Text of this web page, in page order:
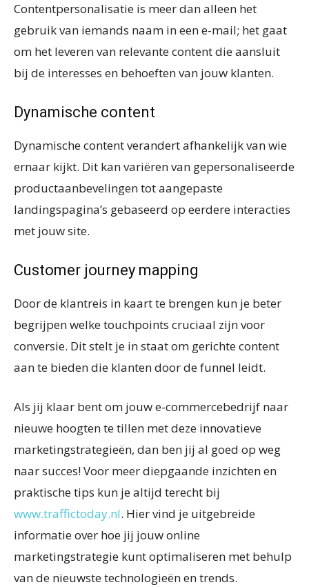
Contentpersonalisatie is meer dan alleen het
gebruik van iemands naam in een e-mail; het gaat
om het leveren van relevante content die aansluit
bij de interesses en behoeften van jouw klanten.
Dynamische content
Dynamische content verandert afhankelijk van wie
ernaar kijkt. Dit kan variëren van gepersonaliseerde
productaanbevelingen tot aangepaste
landingspagina’s gebaseerd op eerdere interacties
met jouw site.
Customer journey mapping
Door de klantreis in kaart te brengen kun je beter
begrijpen welke touchpoints cruciaal zijn voor
conversie. Dit stelt je in staat om gerichte content
aan te bieden die klanten door de funnel leidt.
Als jij klaar bent om jouw e-commercebedrijf naar
nieuwe hoogten te tillen met deze innovatieve
marketingstrategieën, dan ben jij al goed op weg
naar succes! Voor meer diepgaande inzichten en
praktische tips kun je altijd terecht bij
www.traffictoday.nl. Hier vind je uitgebreide
informatie over hoe jij jouw online
marketingstrategie kunt optimaliseren met behulp
van de nieuwste technologieën en trends.